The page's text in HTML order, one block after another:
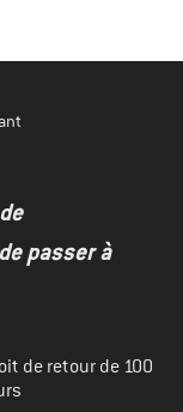
passer à
de retour de 100